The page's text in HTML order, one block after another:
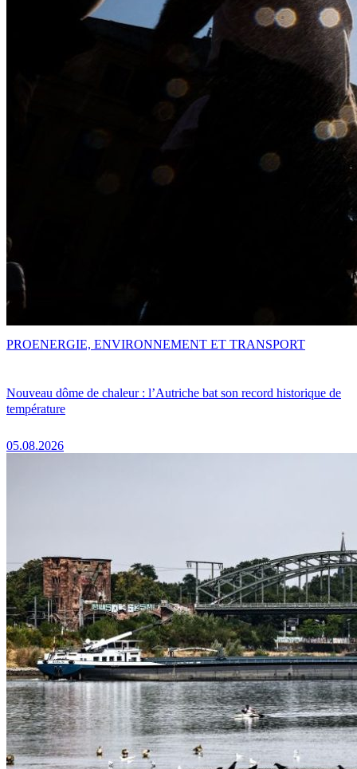
Nouveau dôme de chaleur : l’Autriche bat son record historique de
température
05.08.2026
PROENERGIE, ENVIRONNEMENT ET TRANSPORT